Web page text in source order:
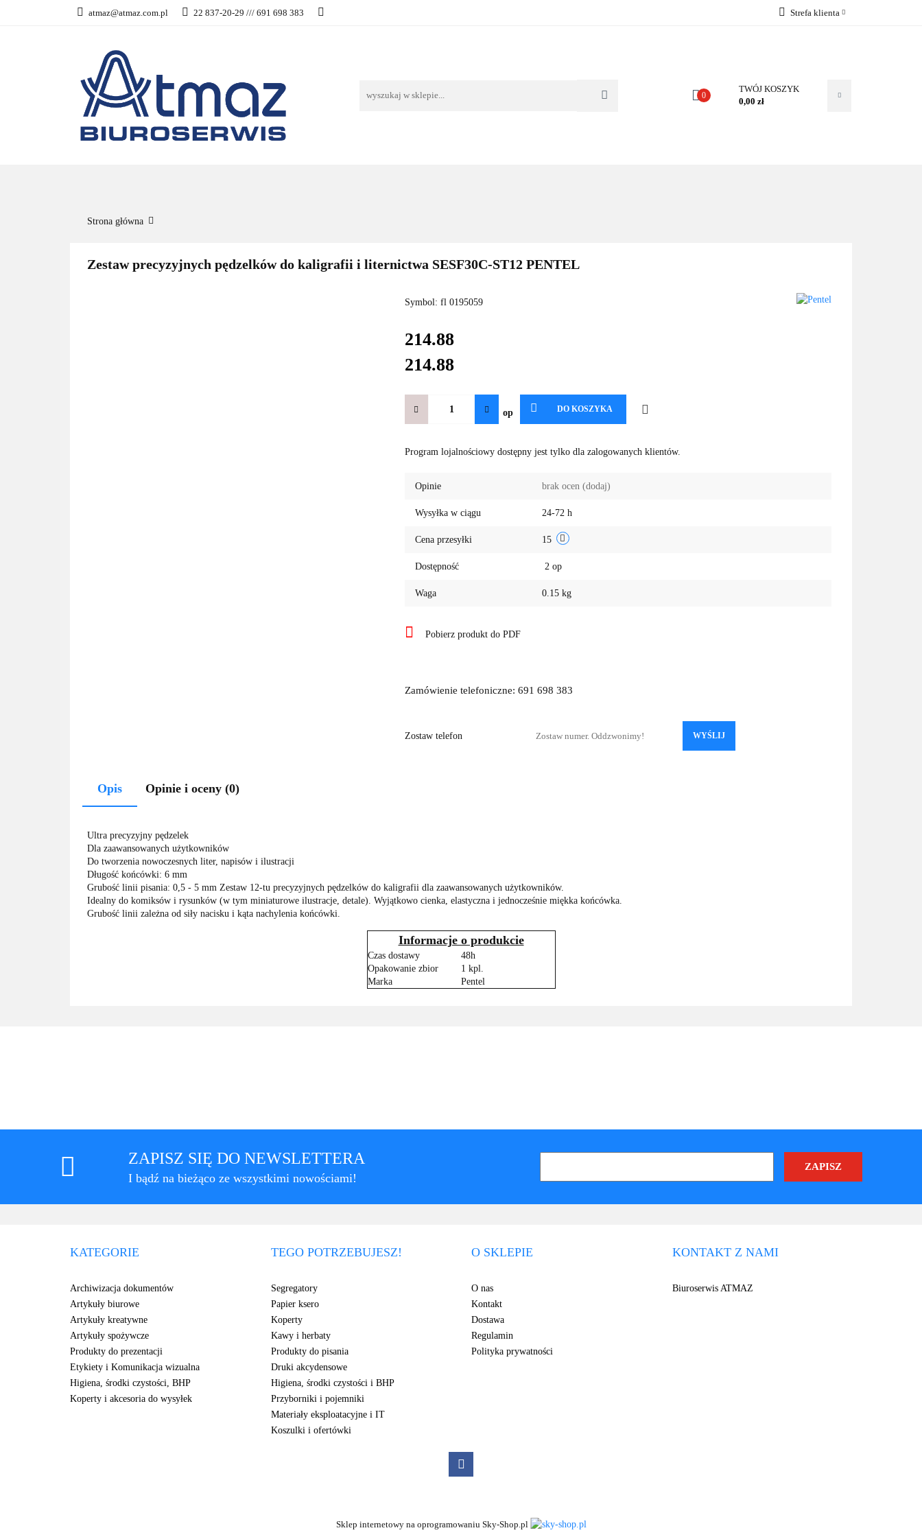
atmaz@atmaz.com.pl 22 837-20-29 /// 691 698 383 Strefa klienta
Dodaj zgłoszenie
0
TWÓJ KOSZYK
0,00 zł
Strona główna
Zestaw precyzyjnych pędzelków do kaligrafii i liternictwa SESF30C-ST12 PENTEL
Symbol: fl 0195059
214.88
214.88
op DO KOSZYKA
Program lojalnościowy dostępny jest tylko dla zalogowanych klientów.
Opinie brak ocen (dodaj)
Wysyłka w ciągu 24-72 h
Cena przesyłki 15
Dostępność 2 op
Waga 0.15 kg
Pobierz produkt do PDF
Zamówienie telefoniczne: 691 698 383
Zostaw telefon WYŚLIJ
Opis Opinie i oceny (0)
Ultra precyzyjny pędzelek
Dla zaawansowanych użytkowników
Do tworzenia nowoczesnych liter, napisów i ilustracji
Długość końcówki: 6 mm
Grubość linii pisania: 0,5 - 5 mm Zestaw 12-tu precyzyjnych pędzelków do kaligrafii dla zaawansowanych użytkowników.
Idealny do komiksów i rysunków (w tym miniaturowe ilustracje, detale). Wyjątkowo cienka, elastyczna i jednocześnie miękka końcówka.
Grubość linii zależna od siły nacisku i kąta nachylenia końcówki.
Informacje o produkcie
Czas dostawy
48h
Opakowanie zbior
1 kpl.
Marka
Pentel
ZAPISZ SIĘ DO NEWSLETTERA
I bądź na bieżąco ze wszystkimi nowościami!
KATEGORIE
Archiwizacja dokumentów
Artykuły biurowe
Artykuły kreatywne
Artykuły spożywcze
Produkty do prezentacji
Etykiety i Komunikacja wizualna
Higiena, środki czystości, BHP
Koperty i akcesoria do wysyłek
TEGO POTRZEBUJESZ!
Segregatory
Papier ksero
Koperty
Kawy i herbaty
Produkty do pisania
Druki akcydensowe
Higiena, środki czystości i BHP
Przyborniki i pojemniki
Materiały eksploatacyjne i IT
Koszulki i ofertówki
O SKLEPIE
O nas
Kontakt
Dostawa
Regulamin
Polityka prywatności
KONTAKT Z NAMI
Biuroserwis ATMAZ
Sklep internetowy na oprogramowaniu Sky-Shop.pl